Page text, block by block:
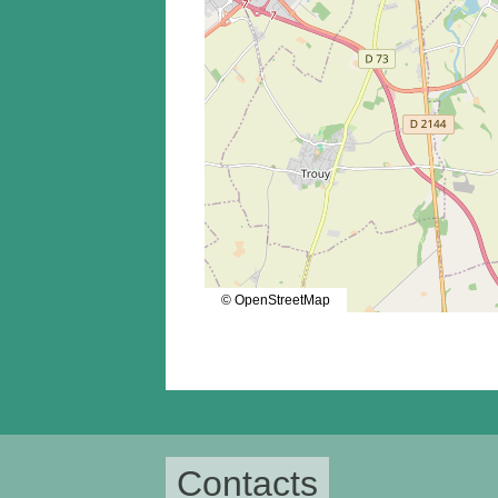
© OpenStreetMap
Contacts